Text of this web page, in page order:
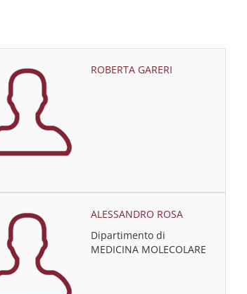
ROBERTA GARERI
ALESSANDRO ROSA
Dipartimento di
MEDICINA MOLECOLARE